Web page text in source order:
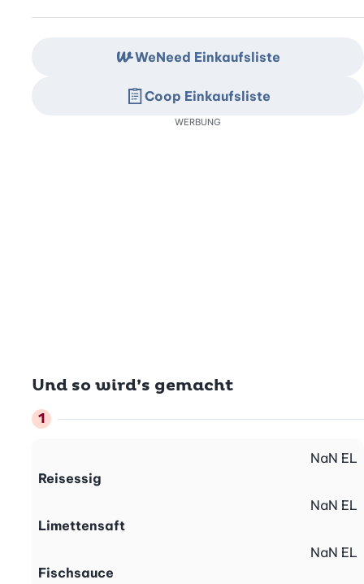
Und so wird’s gemacht
Reisessig
NaN EL
Limettensaft
NaN EL
Fischsauce
NaN EL
WeNeed Einkaufsliste
Coop Einkaufsliste
WERBUNG